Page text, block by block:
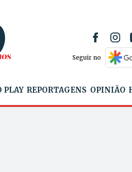
Seguir no
PLAY REPORTAGENS OPINIÃO